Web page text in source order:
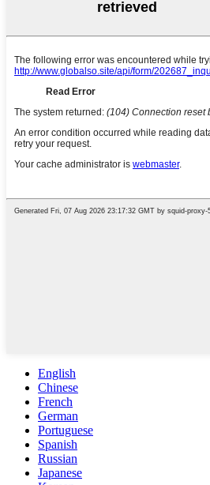
English
Chinese
French
German
Portuguese
Spanish
Russian
Japanese